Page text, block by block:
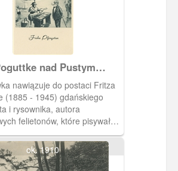
nad Pustym
w Gdańsku - Stogach
nawiązuje do postaci Fritza
(1885 - 1945) gdańskiego
i rysownika, autora
felietonów, które pisywał
gwarą jako "emeryt Poguttke"
Neuchste Nachrichten".
ok. 1910